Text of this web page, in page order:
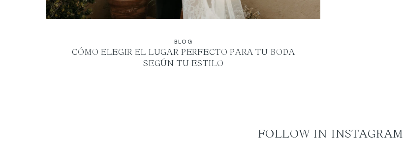
BLOG
CÓMO ELEGIR EL LUGAR PERFECTO PARA TU BODA
SEGÚN TU ESTILO
FOLLOW IN INSTAGRAM